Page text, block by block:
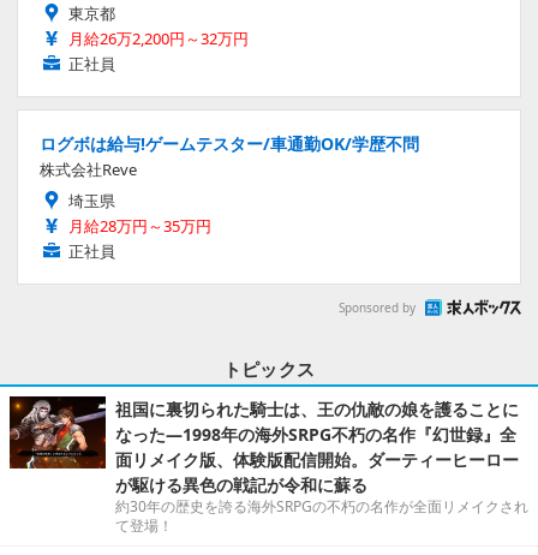
東京都
月給26万2,200円～32万円
正社員
ログボは給与!ゲームテスター/車通勤OK/学歴不問
株式会社Reve
埼玉県
月給28万円～35万円
正社員
Sponsored by
トピックス
祖国に裏切られた騎士は、王の仇敵の娘を護ることに
なった―1998年の海外SRPG不朽の名作『幻世録』全
面リメイク版、体験版配信開始。ダーティーヒーロー
が駆ける異色の戦記が令和に蘇る
約30年の歴史を誇る海外SRPGの不朽の名作が全面リメイクされ
て登場！